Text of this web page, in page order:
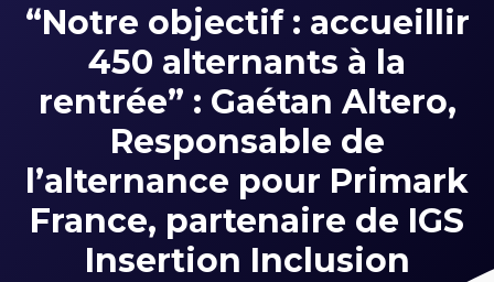
“Notre objectif : accueillir
450 alternants à la
rentrée” : Gaétan Altero,
Responsable de
l’alternance pour Primark
France, partenaire de IGS
Insertion Inclusion